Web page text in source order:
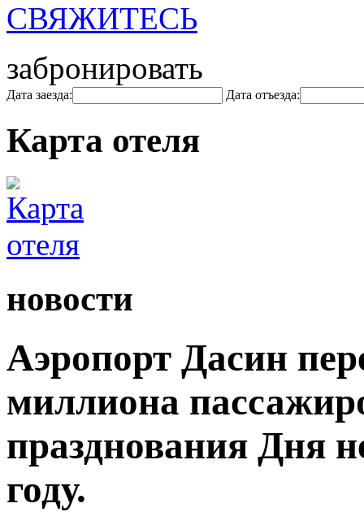
СВЯЖИТЕСЬ
забронировать
Дата заезда: Дата отъезда:
Карта отеля
новости
Аэропорт Дасин
миллиона
празднования Дня
году.